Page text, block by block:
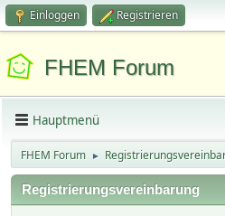
Einloggen Registrieren
FHEM Forum
Hauptmenü
FHEM Forum ►
Registrierungsvereinbarung